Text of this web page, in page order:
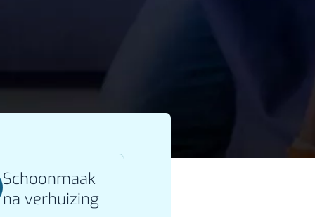
Schoonmaak
na verhuizing